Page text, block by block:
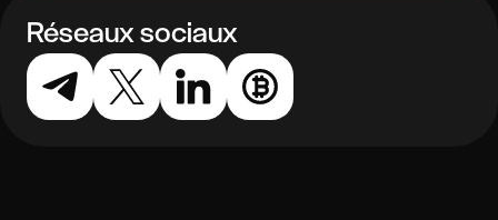
Réseaux sociaux